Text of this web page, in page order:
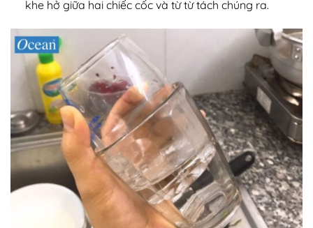
khe hở giữa hai chiếc cốc và từ từ tách chúng ra.